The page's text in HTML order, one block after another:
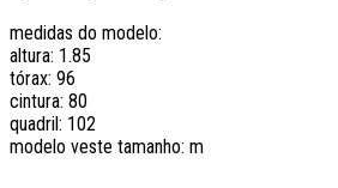
medidas do modelo:
altura: 1.85
tórax: 96
cintura: 80
quadril: 102
modelo veste tamanho: m